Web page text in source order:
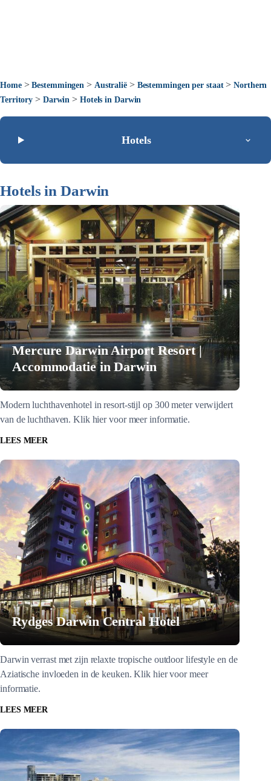
Home>Bestemmingen > Australië> Bestemmingen per staat>Northern
Territory > Darwin > Hotels in Darwin
Hotels
Hotels in Darwin
Mercure Darwin Airport Resort |
Accommodatie in Darwin
Modern luchthavenhotel in resort-stijl op 300 meter verwijdert
van de luchthaven. Klik hier voor meer informatie.
LEES MEER
Rydges Darwin Central Hotel
Darwin verrast met zijn relaxte tropische outdoor lifestyle en de
Aziatische invloeden in de keuken. Klik hier voor meer
informatie.
LEES MEER